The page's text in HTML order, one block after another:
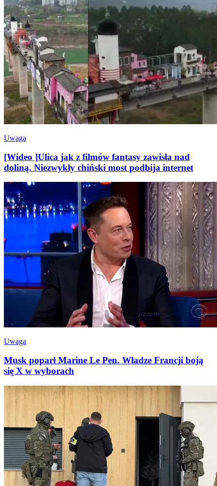
Uwaga
[Wideo ]Ulica jak z filmów fantasy zawisła nad
doliną. Niezwykły chiński most podbija internet
Uwaga
Musk poparł Marine Le Pen. Władze Francji boją
się X w wyborach